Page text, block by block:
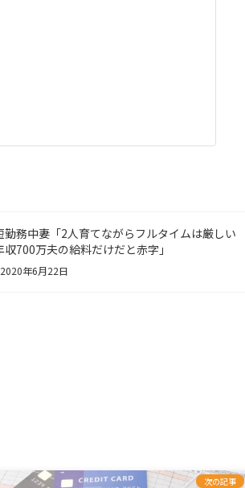
勤務中妻「2人育てながらフルタイムは厳しい
収700万夫の給料だけだと赤字」
2020年6月22日
次の記事